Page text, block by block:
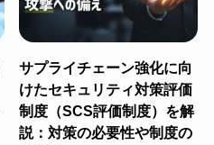
サプライチェーン強化に向
けたセキュリティ対策評価
制度（SCS評価制度）を解
説：対策の必要性や制度の